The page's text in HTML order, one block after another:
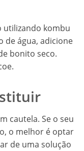
utilizando kombu
de água, adicione
bonito seco.
cautela. Se o seu
o melhor é optar
de uma solução